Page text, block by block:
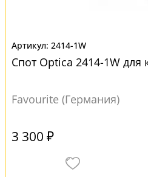
2414-1W
Спот Optica 2414-1W для
Favourite (Германия)
3 300 ₽